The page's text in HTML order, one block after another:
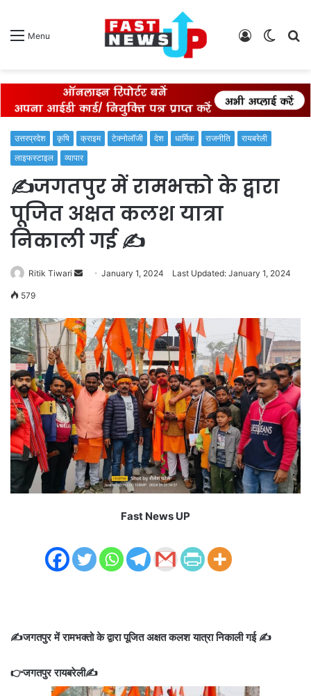
Menu
Switch
Log
उत्तरप्रदेश कृषि क्राइम टेक्नोलॉजी देश धार्मिक राजनीति
रायबरेली
लाइफस्टाइल
व्यापार
✍️जगतपुर में रामभक्तो के द्वारा
पूजित अक्षत कलश यात्रा
निकाली गई ✍️
Ritik Tiwari
SendJanuary 1, 2024 Last Updated: January 1, 2024
579
Fast News UP
✍️जगतपुर में रामभक्तो के द्वारा पूजित अक्षत कलश यात्रा निकाली गई ✍️
👉जगतपुर रायबरेली✍️